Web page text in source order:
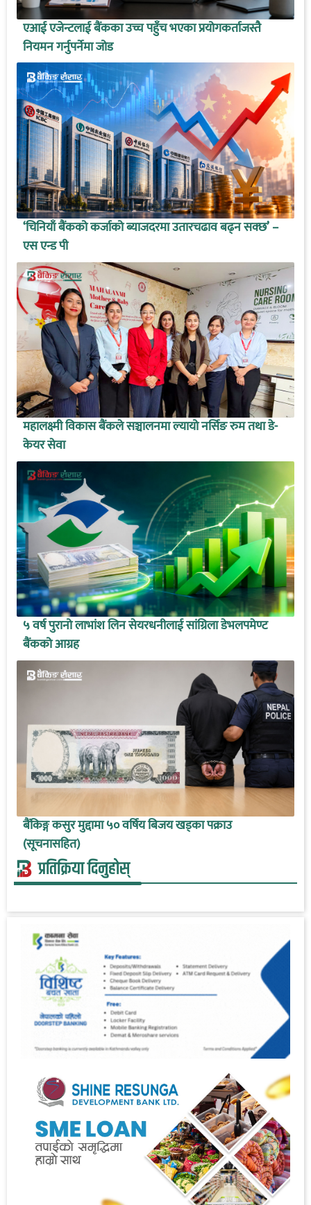
एआई एजेन्टलाई बैंकका उच्च पहुँच भएका प्रयोगकर्ताजस्तै
नियमन गर्नुपर्नेमा जोड
‘चिनियाँ बैंकको कर्जाको ब्याजदरमा उतारचढाव बढ्न सक्छ’ –
एस एन्ड पी
महालक्ष्मी विकास बैंकले सञ्चालनमा ल्यायो नर्सिङ रुम तथा डे-
केयर सेवा
५ वर्ष पुरानो लाभांश लिन सेयरधनीलाई सांग्रिला डेभलपमेण्ट
बैंकको आग्रह
बैंकिङ्ग कसुर मुद्दामा ५० वर्षिय बिजय खड्का पक्राउ
(सूचनासहित)
प्रतिक्रिया दिनुहोस्